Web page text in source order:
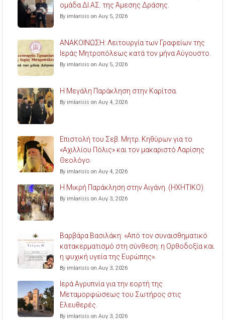
ομάδα ΔΙ.ΑΣ. της Άμεσης Δράσης.
By imlarisis on Αυγ 5, 2026
ΑΝΑΚΟΙΝΩΣΗ: Λειτουργία των Γραφείων της
Ιεράς Μητροπόλεως κατά τον μήνα Αύγουστο.
By imlarisis on Αυγ 5, 2026
Η Μεγάλη Παράκληση στην Καρίτσα.
By imlarisis on Αυγ 4, 2026
Επιστολή του Σεβ. Μητρ. Κηθύρων για το
«Αχιλλίου Πόλις» και τον μακαριστό Λαρίσης
Θεολόγο.
By imlarisis on Αυγ 4, 2026
Η Μικρή Παράκληση στην Αιγάνη. (ΗΧΗΤΙΚΟ)
By imlarisis on Αυγ 3, 2026
Βαρβάρα Βασιλάκη: «Από τον συναισθηματικό
κατακερματισμό στη σύνθεση: η Ορθοδοξία και
η ψυχική υγεία της Ευρώπης».
By imlarisis on Αυγ 3, 2026
Ιερά Αγρυπνία για την εορτή της
Μεταμορφώσεως του Σωτήρος στις
Ελευθερές.
By imlarisis on Αυγ 3, 2026